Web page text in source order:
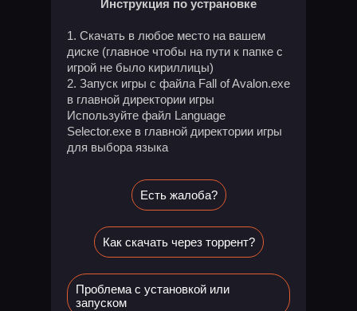
Инструкция по устрановке
1. Скачать в любое место на вашем
диске (главное чтобы на пути к папке с
игрой не было кириллицы)
2. Запуск игры с файла Fall of Avalon.exe
в главной директории игры
Используйте файл Language
Selector.exe в главной директории игры
для выбора языка
Есть жалоба?
Как скачать через торрент?
Проблема с установкой или
запуском